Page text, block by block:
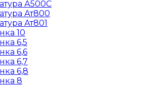
А500С
Ат800
Ат801
10
6,5
6,6
6,7
6,8
8